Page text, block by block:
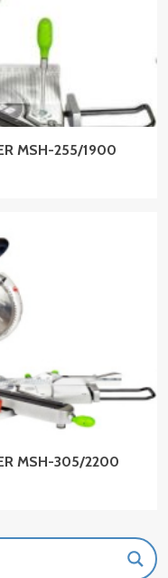
MSH-255/1900
MSH-305/2200